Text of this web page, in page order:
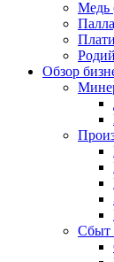
Медь
Обзор
Сбыт